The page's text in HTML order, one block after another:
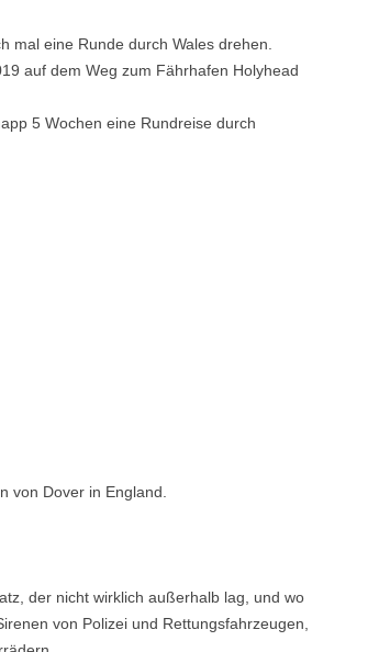
mal eine Runde durch Wales drehen.
auf dem Weg zum Fährhafen Holyhead
5 Wochen eine Rundreise durch
von Dover in England.
der nicht wirklich außerhalb lag, und wo
von Polizei und Rettungsfahrzeugen,